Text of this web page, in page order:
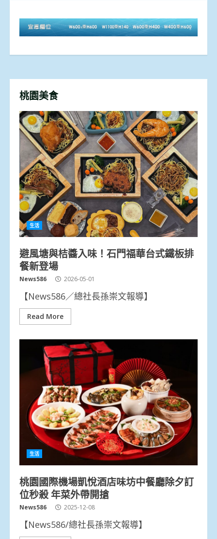
桃園美食
生活
避風塘與桔醬入味！石門福華台式鐵板排
餐新登場
News586 2026-05-01
【News586／總社長孫崇文報導】
Read More
生活
桃園國際機場凱悅酒店味坊中餐廳除夕訂
位秒殺 年菜外帶開搶
News586 2025-12-08
【News586/總社長孫崇文報導】